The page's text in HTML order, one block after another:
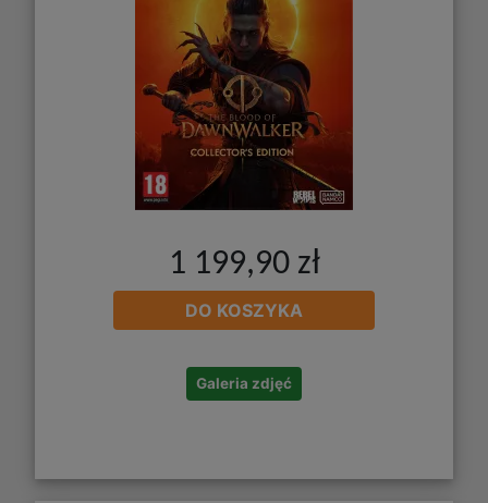
1 199,90 zł
DO KOSZYKA
Galeria zdjęć